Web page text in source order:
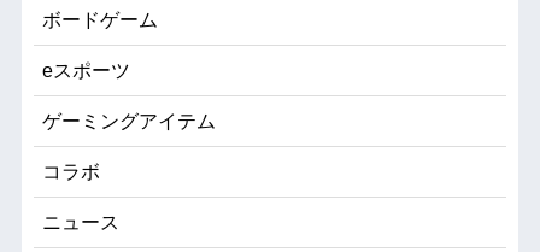
ボードゲーム
eスポーツ
ゲーミングアイテム
コラボ
ニュース